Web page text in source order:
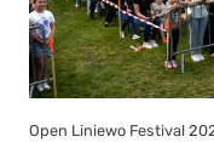
Open Liniewo Festival